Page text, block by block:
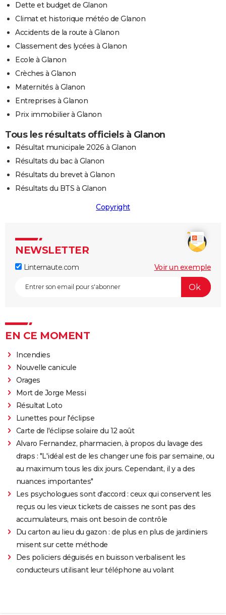
Dette et budget de Glanon
Climat et historique météo de Glanon
Accidents de la route à Glanon
Classement des lycées à Glanon
Ecole à Glanon
Crèches à Glanon
Maternités à Glanon
Entreprises à Glanon
Prix immobilier à Glanon
Tous les résultats officiels à Glanon
Résultat municipale 2026 à Glanon
Résultats du bac à Glanon
Résultats du brevet à Glanon
Résultats du BTS à Glanon
Copyright
NEWSLETTER
Linternaute.com Voir un exemple
EN CE MOMENT
Incendies
Nouvelle canicule
Orages
Mort de Jorge Messi
Résultat Loto
Lunettes pour l'éclipse
Carte de l'éclipse solaire du 12 août
Alvaro Fernandez, pharmacien, à propos du lavage des
draps : "L'idéal est de les changer une fois par semaine, ou
au maximum tous les dix jours. Cependant, il y a des
nuances importantes"
Les psychologues sont d'accord : ceux qui conservent les
reçus ou les vieux tickets de caisses ne sont pas des
accumulateurs, mais ont besoin de contrôle
Du carton au lieu du gazon : de plus en plus de jardiniers
misent sur cette méthode
Des policiers déguisés en buisson verbalisent les
conducteurs utilisant leur téléphone au volant